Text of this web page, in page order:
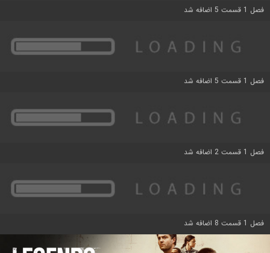
فصل 1 قسمت 5 اضافه شد
فصل 1 قسمت 5 اضافه شد
فصل 1 قسمت 2 اضافه شد
فصل 1 قسمت 8 اضافه شد